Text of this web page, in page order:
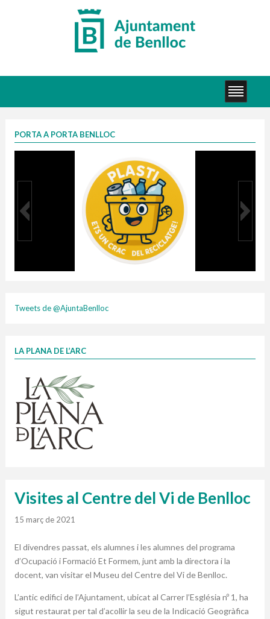
PORTA A PORTA BENLLOC
1 contenidors intel·ligents
Finançat per la Unió Europea – NextGenerationEU
Tweets de @AjuntaBenlloc
LA PLANA DE L’ARC
Visites al Centre del Vi de Benlloc
15 març de 2021
El divendres passat, els alumnes i les alumnes del programa
d’Ocupació i Formació Et Formem, junt amb la directora i la
docent, van visitar el Museu del Centre del Vi de Benlloc.
L’antic edifici de l’Ajuntament, ubicat al Carrer l’Església nº1, ha
sigut restaurat per tal d’acollir la seu de la Indicació Geogràfica